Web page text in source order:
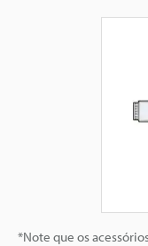
*Note que os